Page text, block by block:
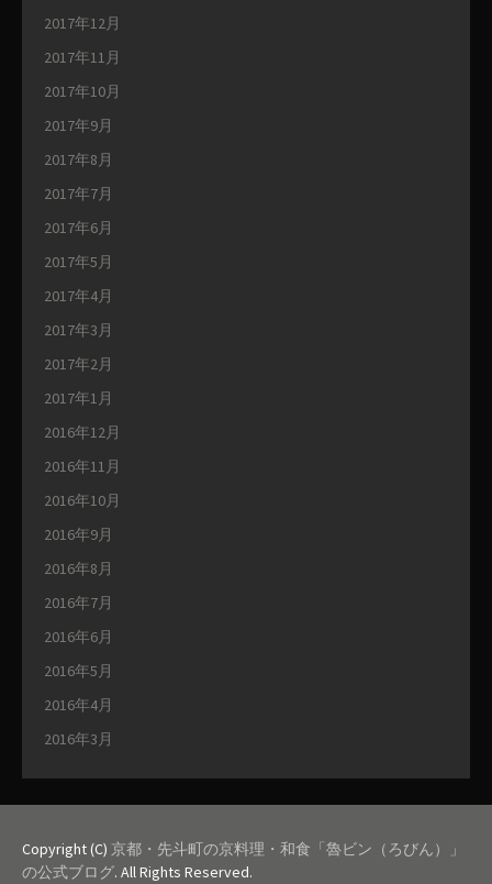
2017年12月
2017年11月
2017年10月
2017年9月
2017年8月
2017年7月
2017年6月
2017年5月
2017年4月
2017年3月
2017年2月
2017年1月
2016年12月
2016年11月
2016年10月
2016年9月
2016年8月
2016年7月
2016年6月
2016年5月
2016年4月
2016年3月
Copyright (C) 京都・先斗町の京料理・和食「魯ビン（ろびん）」
の公式ブログ. All Rights Reserved.